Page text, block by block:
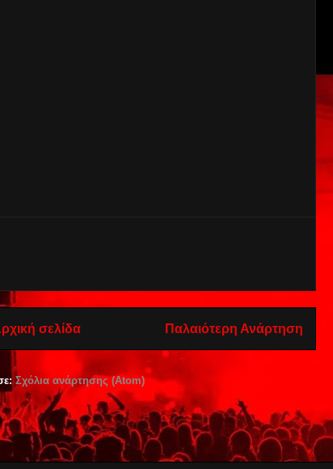
Παλαιότερη Ανάρτηση
σελίδα
Σχόλια ανάρτησης (Atom)